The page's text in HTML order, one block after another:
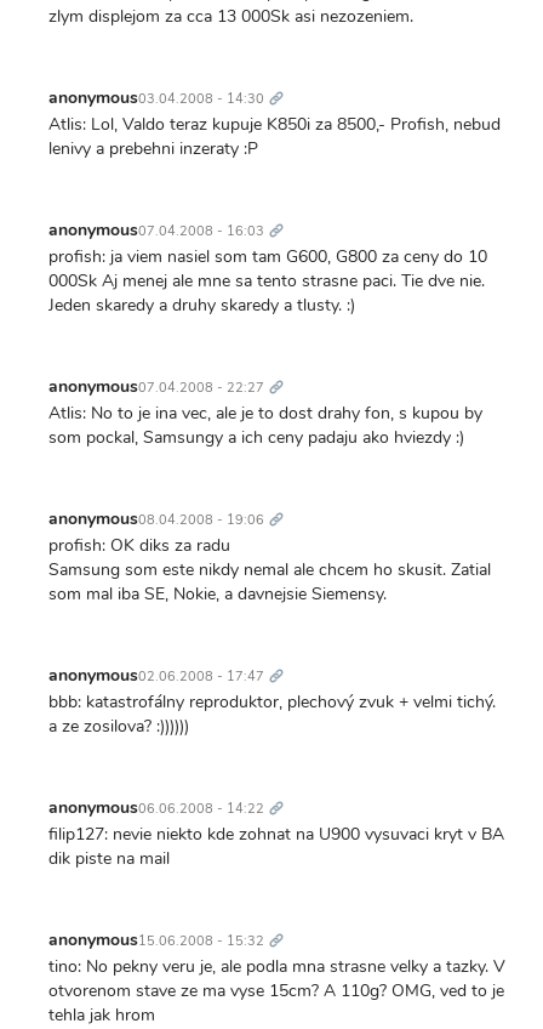
zlym displejom za cca 13 000Sk asi nezozeniem.
anonymous03.04.2008 - 14:30 odkaz
Atlis: Lol, Valdo teraz kupuje K850i za 8500,- Profish, nebud
lenivy a prebehni inzeraty :P
anonymous07.04.2008 - 16:03 odkaz
profish: ja viem nasiel som tam G600, G800 za ceny do 10
000Sk Aj menej ale mne sa tento strasne paci. Tie dve nie.
Jeden skaredy a druhy skaredy a tlusty. :)
anonymous07.04.2008 - 22:27 odkaz
Atlis: No to je ina vec, ale je to dost drahy fon, s kupou by
som pockal, Samsungy a ich ceny padaju ako hviezdy :)
anonymous08.04.2008 - 19:06 odkaz
profish: OK diks za radu
Samsung som este nikdy nemal ale chcem ho skusit. Zatial
som mal iba SE, Nokie, a davnejsie Siemensy.
anonymous02.06.2008 - 17:47 odkaz
bbb: katastrofálny reproduktor, plechový zvuk + velmi tichý.
a ze zosilova? :))))))
anonymous06.06.2008 - 14:22 odkaz
filip127: nevie niekto kde zohnat na U900 vysuvaci kryt v BA
dik piste na mail
anonymous15.06.2008 - 15:32 odkaz
tino: No pekny veru je, ale podla mna strasne velky a tazky. V
otvorenom stave ze ma vyse 15cm? A 110g? OMG, ved to je
tehla jak hrom